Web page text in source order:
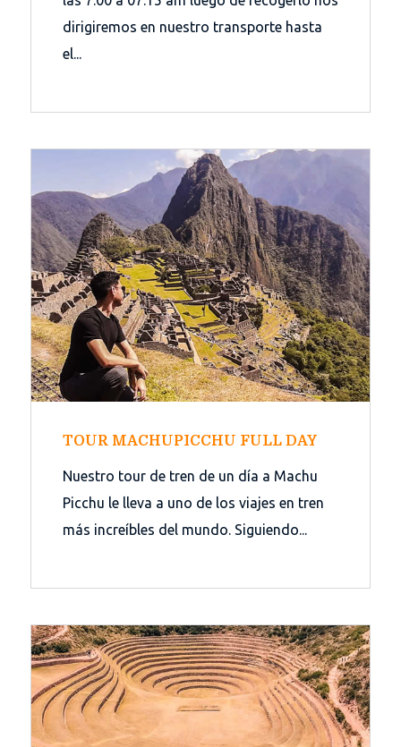
dirigiremos en nuestro transporte hasta
el...
TOUR MACHUPICCHU FULL DAY
Nuestro tour de tren de un día a Machu
Picchu le lleva a uno de los viajes en tren
más increíbles del mundo. Siguiendo...